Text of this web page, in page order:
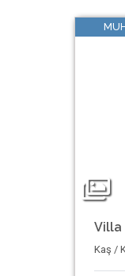
Villa
Kaş /